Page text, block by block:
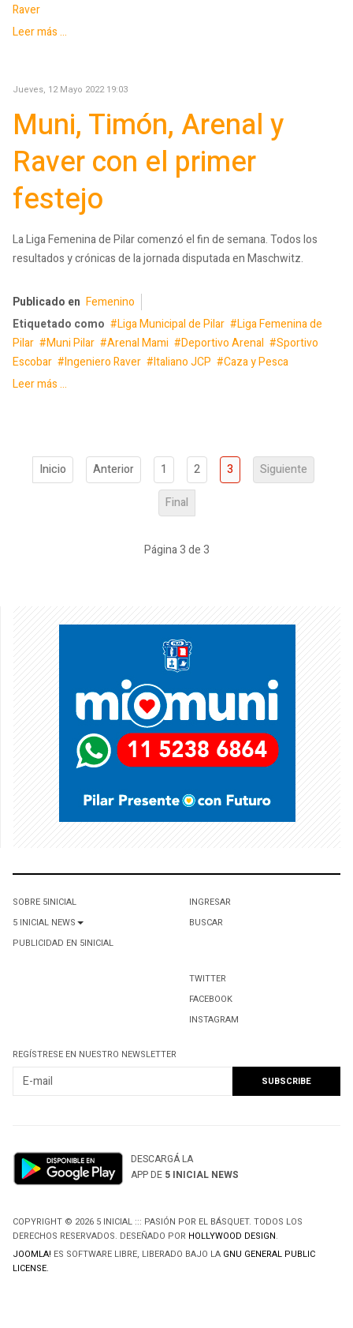
Raver
Leer más ...
Jueves, 12 Mayo 2022 19:03
Muni, Timón, Arenal y
Raver con el primer
festejo
La Liga Femenina de Pilar comenzó el fin de semana. Todos los
resultados y crónicas de la jornada disputada en Maschwitz.
Publicado en Femenino
Etiquetado como
Liga Municipal de Pilar
Liga Femenina de
Pilar
Muni Pilar Arenal Mami Deportivo Arenal
Sportivo
Escobar
Ingeniero Raver Italiano JCP
Caza y Pesca
Leer más ...
Inicio Anterior 1 2 3
Siguiente
Final
Página 3 de 3
SOBRE 5INICIAL
5 INICIAL NEWS
PUBLICIDAD EN 5INICIAL
INGRESAR
BUSCAR
TWITTER
FACEBOOK
INSTAGRAM
REGÍSTRESE EN NUESTRO NEWSLETTER
DESCARGÁ LA
APP DE 5 INICIAL NEWS
COPYRIGHT © 2026 5 INICIAL ::: PASIÓN POR EL BÁSQUET. TODOS LOS
DERECHOS RESERVADOS. DESEÑADO POR HOLLYWOOD DESIGN.
JOOMLA! ES SOFTWARE LIBRE, LIBERADO BAJO LA GNU GENERAL PUBLIC
LICENSE.